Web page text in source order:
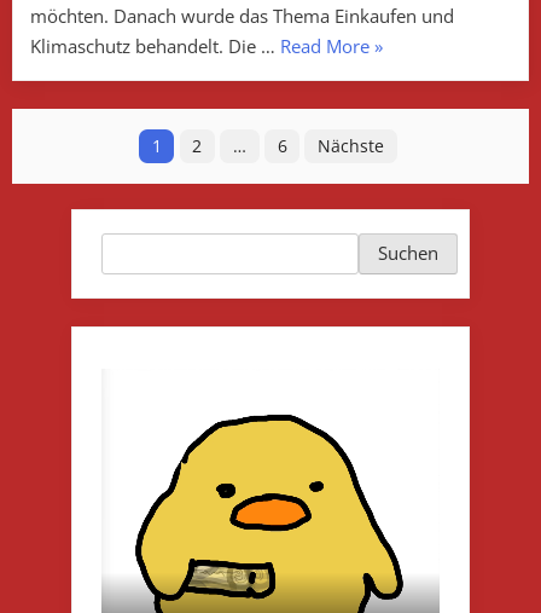
möchten. Danach wurde das Thema Einkaufen und
Klimaschutz behandelt. Die … Read More„Alles
für
das
Klima!“
»
Seitennummerierung
der
Beiträge
1 2 … 6 Nächste
Suchen